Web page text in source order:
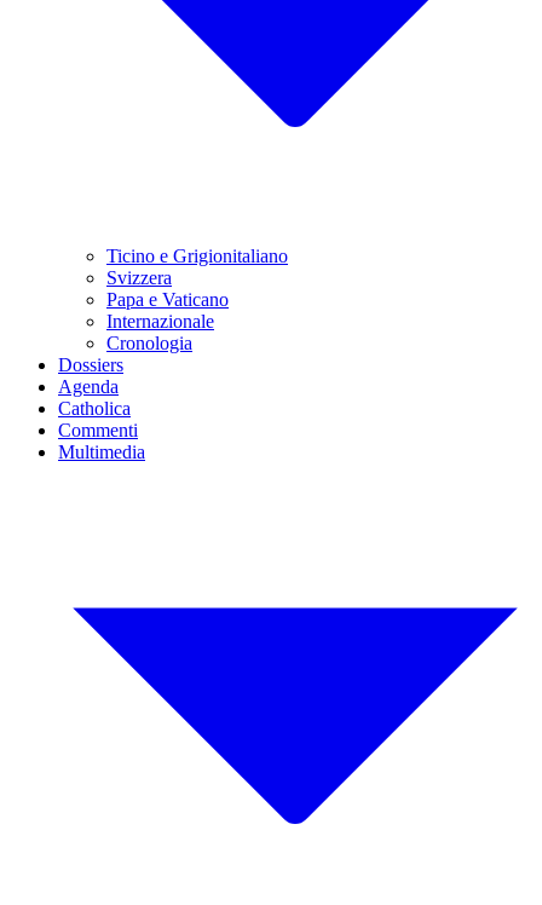
Ticino e Grigionitaliano
Svizzera
Papa e Vaticano
Internazionale
Cronologia
Dossiers
Agenda
Catholica
Commenti
Multimedia